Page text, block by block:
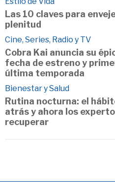
Las 10 claves para
plenitud
Cine, Series, Radio y TV
Cobra Kai anuncia su
fecha de estreno y
última temporada
Bienestar y Salud
Rutina nocturna: el
atrás y ahora los
recuperar